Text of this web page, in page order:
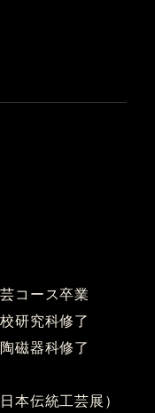
コース卒業
研究科修了
磁器科修了
本伝統工芸展）